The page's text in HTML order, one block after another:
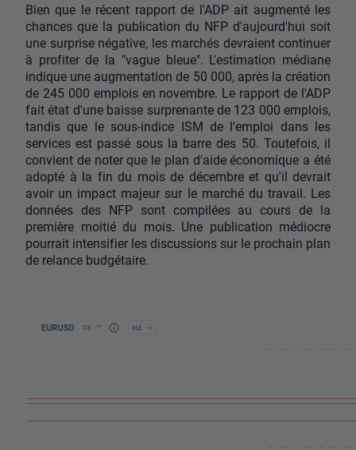
Bien que le récent rapport de l'ADP ait augmenté les
chances que la publication du NFP d'aujourd'hui soit
une surprise négative, les marchés devraient continuer
à profiter de la "vague bleue". L'estimation médiane
indique une augmentation de 50 000, après la création
de 245 000 emplois en novembre. Le rapport de l'ADP
fait état d'une baisse surprenante de 123 000 emplois,
tandis que le sous-indice ISM de l'emploi dans les
services est passé sous la barre des 50. Toutefois, il
convient de noter que le plan d'aide économique a été
adopté à la fin du mois de décembre et qu'il devrait
avoir un impact majeur sur le marché du travail. Les
données des NFP sont compilées au cours de la
première moitié du mois. Une publication médiocre
pourrait intensifier les discussions sur le prochain plan
de relance budgétaire.